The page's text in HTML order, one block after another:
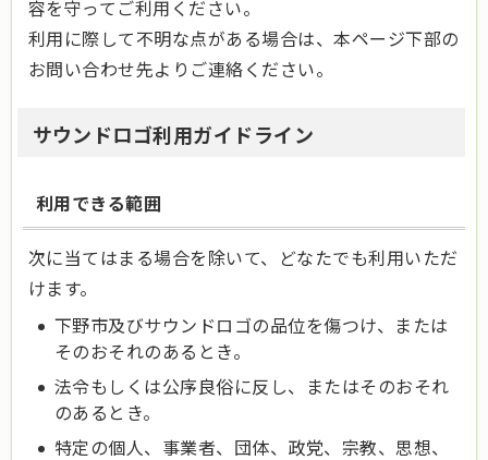
容を守ってご利用ください。
利用に際して不明な点がある場合は、本ページ下部の
お問い合わせ先よりご連絡ください。
サウンドロゴ利用ガイドライン
利用できる範囲
次に当てはまる場合を除いて、どなたでも利用いただ
けます。
下野市及びサウンドロゴの品位を傷つけ、または
そのおそれのあるとき。
法令もしくは公序良俗に反し、またはそのおそれ
のあるとき。
特定の個人、事業者、団体、政党、宗教、思想、